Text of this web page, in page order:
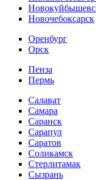
Новочебоксарск
Оренбург
Орск
Пенза
Пермь
Салават
Самара
Саранск
Сарапул
Саратов
Соликамск
Стерлитамак
Сызрань